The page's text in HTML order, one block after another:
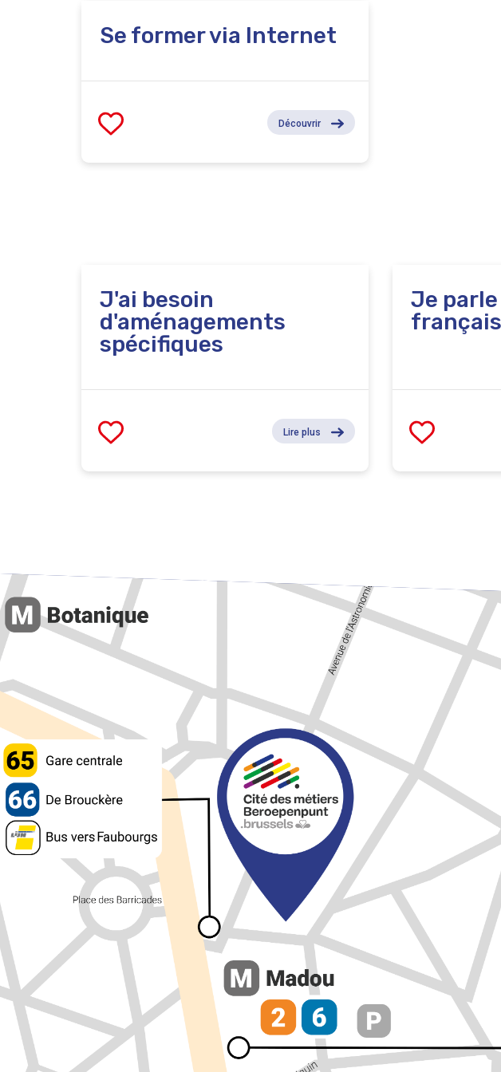
Se former via Internet
Découvrir
J'ai besoin
d'aménagements
spécifiques
Lire plus
Je parle
français